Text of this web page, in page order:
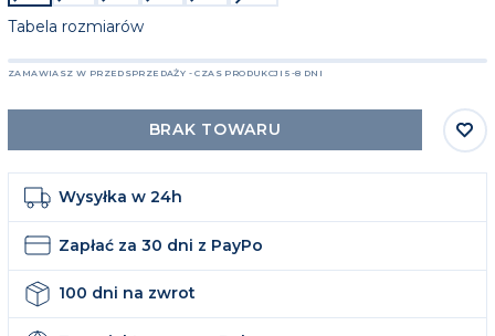
Tabela rozmiarów
ZAMAWIASZ W PRZEDSPRZEDAŻY - CZAS PRODUKCJI 5-8 DNI
BRAK TOWARU
Wysyłka w 24h
Zapłać za 30 dni z PayPo
100 dni na zwrot